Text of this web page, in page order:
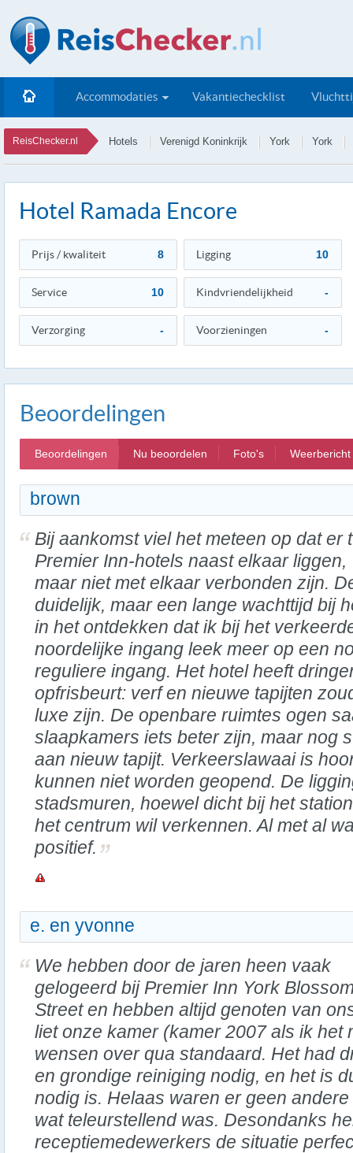
Accommodaties Vakantiechecklist
ReisChecker.nl Hotels Verenigd Koninkrijk York York
Hotel Ramada Encore
Prijs / kwaliteit 8 Ligging 10
Service 10 Kindvriendelijkheid -
Verzorging - Voorzieningen -
Beoordelingen
Beoordelingen Nu beoordelen Foto's Weerbericht
brown
Bij aankomst viel het meteen op dat er
Premier Inn-hotels naast elkaar liggen,
maar niet met elkaar verbonden zijn.
duidelijk, maar een lange wachttijd bij
in het ontdekken dat ik bij het
noordelijke ingang leek meer op een
reguliere ingang. Het hotel heeft
opfrisbeurt: verf en nieuwe tapijten
luxe zijn. De openbare ruimtes ogen
slaapkamers iets beter zijn, maar nog
aan nieuw tapijt. Verkeerslawaai is
kunnen niet worden geopend. De
stadsmuren, hoewel dicht bij het
het centrum wil verkennen. Al met al
positief.
e. en yvonne
We hebben door de jaren heen vaak
gelogeerd bij Premier Inn York
Street en hebben altijd genoten van
liet onze kamer (kamer 2007 als ik het
wensen over qua standaard. Het had
en grondige reiniging nodig, en het is
nodig is. Helaas waren er geen
wat teleurstellend was. Desondanks
receptiemedewerkers de situatie